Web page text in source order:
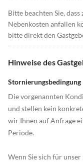
Bitte beachten Sie,
Nebenkosten anfallen
bitte direkt den
Hinweise des
Stornierungsbedingung
Die vorgenannten
und stellen kein
wir Ihnen auf Anfrage
Periode.
Wenn Sie sich für